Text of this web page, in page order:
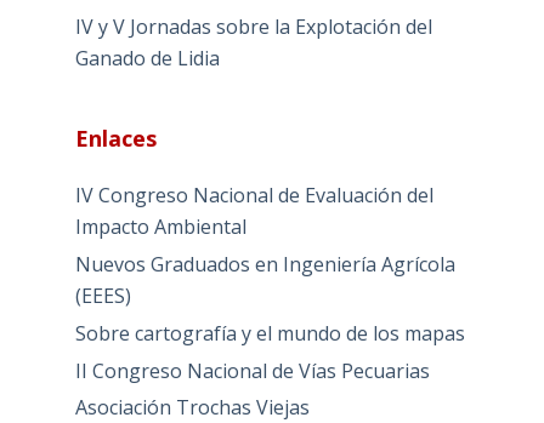
IV y V Jornadas sobre la Explotación del
Ganado de Lidia
Enlaces
IV Congreso Nacional de Evaluación del
Impacto Ambiental
Nuevos Graduados en Ingeniería Agrícola
(EEES)
Sobre cartografía y el mundo de los mapas
II Congreso Nacional de Vías Pecuarias
Asociación Trochas Viejas